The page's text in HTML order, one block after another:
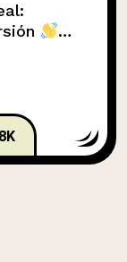
estos
la